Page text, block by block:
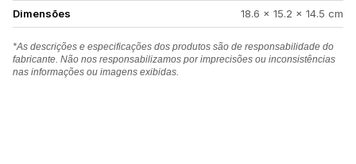
Dimensões 18.6 x 15.2 x 14.5 cm
*As descrições e especificações dos produtos são de responsabilidade do
fabricante. Não nos responsabilizamos por imprecisões ou inconsistências
nas informações ou imagens exibidas.